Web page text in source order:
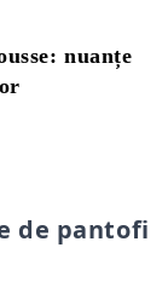
nuanțe
de pantofi